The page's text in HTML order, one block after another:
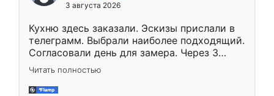
3 августа 2026
Кухню здесь заказали. Эскизы прислали в
телеграмм. Выбрали наиболее подходящий.
Согласовали день для замера. Через 3
недели кухня была уже готова. Остались
довольны работой. Спасибо Ренессанс
мебель за качественную работу!
Читать полностью